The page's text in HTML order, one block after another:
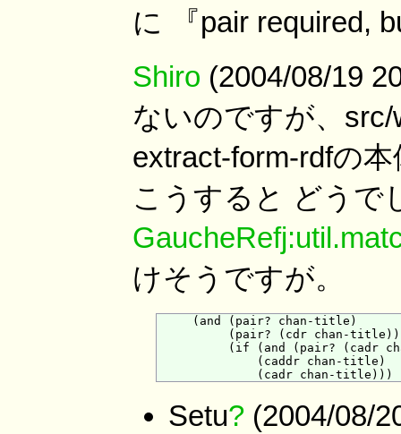
に 『pair required,
Shiro (2004/08/19
ないのですが、
extract-form-rdfの
こうすると どうで
けそうですが。
     (and (pair? chan-title)
          (pair? (cdr chan-title))
(if (and (pair? (cadr
              (caddr chan-title)
Setu? (2004/08/